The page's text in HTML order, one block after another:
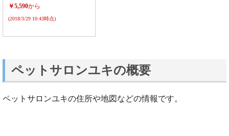
￥5,590から
(2018/3/29 10:43時点)
ペットサロンユキの概要
ペットサロンユキの住所や地図などの情報です。